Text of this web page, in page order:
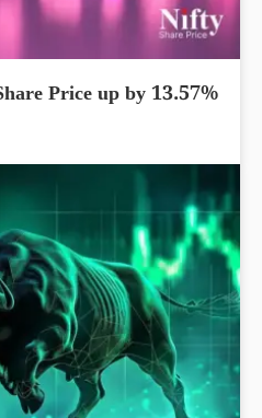
Price up by 13.57%